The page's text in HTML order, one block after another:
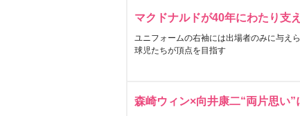
マクドナルドが40年にわたり支
ユニフォームの右袖には出場者のみに与え
球児たちが頂点を目指す
森崎ウィン×向井康二“両片思い”